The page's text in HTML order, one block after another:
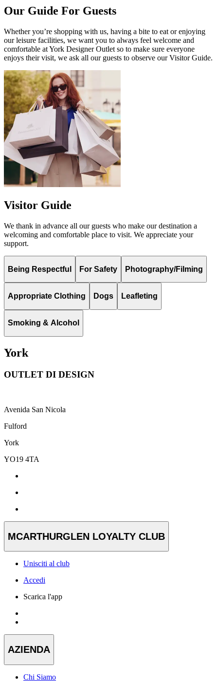
Our Guide For Guests
Whether you’re shopping with us, having a bite to eat or enjoying
our leisure facilities, we want you to always feel welcome and
comfortable at York Designer Outlet so to make sure everyone
enjoys their visit, we ask all our guests to observe our Visitor Guide.
Visitor Guide
We thank in advance all our guests who make our destination a
welcoming and comfortable place to visit. We appreciate your
support.
Being Respectful For Safety Photography/Filming
Appropriate Clothing Dogs Leafleting
Smoking & Alcohol
York
OUTLET DI DESIGN
Avenida San Nicola
Fulford
York
YO19 4TA
MCARTHURGLEN LOYALTY CLUB
Unisciti al club
Accedi
Scarica l'app
AZIENDA
Chi Siamo